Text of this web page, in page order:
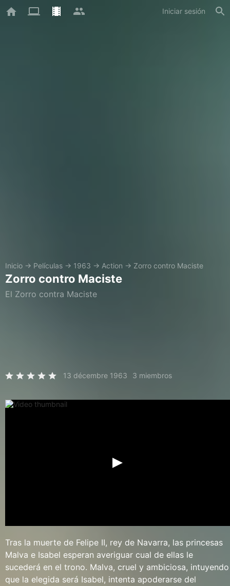
Iniciar sesión
Inicio → Películas → 1963 → Action → Zorro contro Maciste
Zorro contro Maciste
El Zorro contra Maciste
13 décembre 1963 3 miembros
Tras la muerte de Felipe II, rey de Navarra, las princesas
Malva e Isabel esperan averiguar cual de ellas le
sucederá en el trono. Malva, cruel y ambiciosa, intuyendo
que la elegida será Isabel, intenta apoderarse del